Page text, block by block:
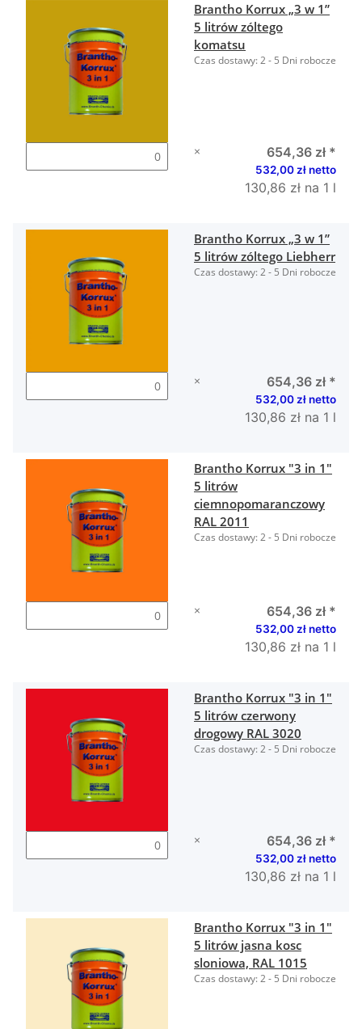
Brantho Korrux „3 w 1”
5 litrów zóltego
komatsu
Czas dostawy:2 - 5 Dni robocze
× 654,36 zł *
532,00 zł netto
130,86 zł na 1 l
Brantho Korrux „3 w 1”
5 litrów zóltego Liebherr
Czas dostawy:2 - 5 Dni robocze
× 654,36 zł *
532,00 zł netto
130,86 zł na 1 l
Brantho Korrux "3 in 1"
5 litrów
ciemnopomaranczowy
RAL 2011
Czas dostawy:2 - 5 Dni robocze
× 654,36 zł *
532,00 zł netto
130,86 zł na 1 l
Brantho Korrux "3 in 1"
5 litrów czerwony
drogowy RAL 3020
Czas dostawy:2 - 5 Dni robocze
× 654,36 zł *
532,00 zł netto
130,86 zł na 1 l
Brantho Korrux "3 in 1"
5 litrów jasna kosc
sloniowa, RAL 1015
Czas dostawy:2 - 5 Dni robocze